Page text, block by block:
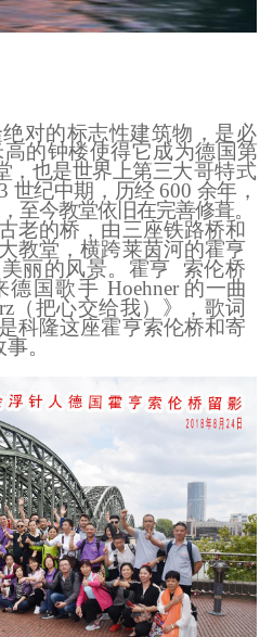
对的标志性建筑物，是必
高的钟楼使得它成为德国第
，也是世界上第三大哥特式
世纪中期，历经 600 余年，
至今教堂依旧在完善修葺。
老的桥，由三座铁路桥和
教堂，横跨莱茵河的霍亨
丽的风景。霍亨
索伦桥
德国歌手 Hoehner 的一曲
（把心交给我）》，歌词
科隆这座霍亨索伦桥和寄
。